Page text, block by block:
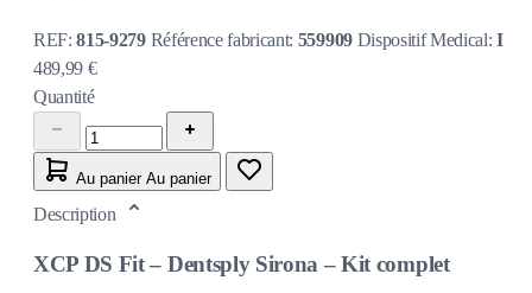
REF:815-9279 Référence fabricant: 559909 Dispositif Medical:I
489,99 €
Quantité
Au panier Au panier
Description
XCP DS Fit – Dentsply Sirona – Kit complet